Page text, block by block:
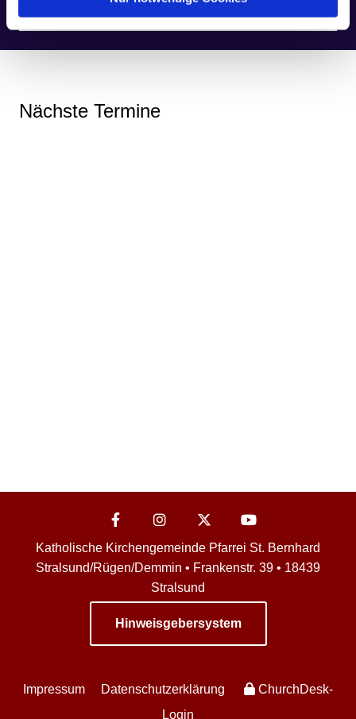
Nächste Termine
Katholische Kirchengemeinde Pfarrei St. Bernhard
Stralsund/Rügen/Demmin • Frankenstr. 39 • 18439
Stralsund
Hinweisgebersystem
Impressum Datenschutzerklärung
ChurchDesk-
Login